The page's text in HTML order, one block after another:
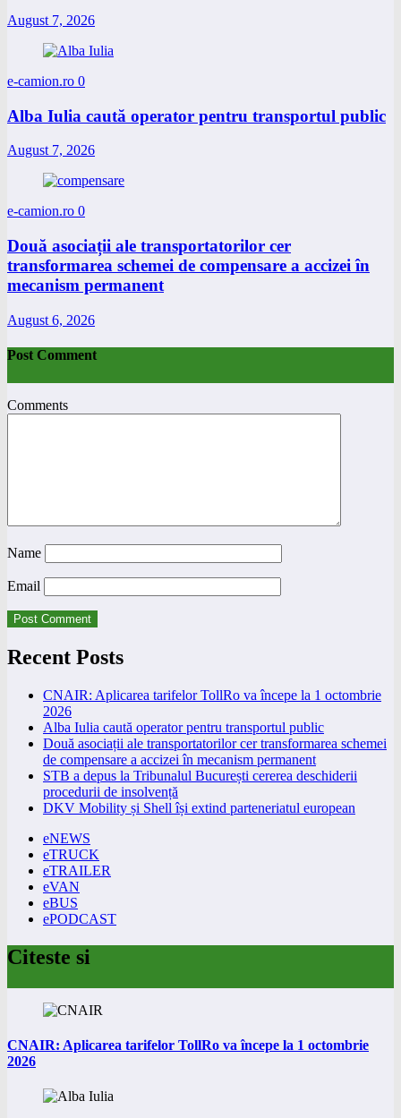
August 7, 2026
e-camion.ro 0
Alba Iulia caută operator pentru transportul public
August 7, 2026
e-camion.ro 0
Două asociații ale transportatorilor cer
transformarea schemei de compensare a accizei în
mecanism permanent
August 6, 2026
Post Comment
Comments
Name
Email
Recent Posts
CNAIR: Aplicarea tarifelor TollRo va începe la 1 octombrie
2026
Alba Iulia caută operator pentru transportul public
Două asociații ale transportatorilor cer transformarea schemei
de compensare a accizei în mecanism permanent
STB a depus la Tribunalul București cererea deschiderii
procedurii de insolvență
DKV Mobility și Shell își extind parteneriatul european
eNEWS
eTRUCK
eTRAILER
eVAN
eBUS
ePODCAST
Citeste si
CNAIR: Aplicarea tarifelor TollRo va începe la 1 octombrie
2026